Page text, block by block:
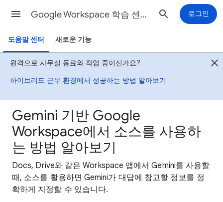
Google Workspace 학습 센터 로그인
도움말 센터 새로운 기능
원격으로 사무실 동료와 작업 중이신가요?
하이브리드 근무 환경에서 성공하는 방법 알아보기
Gemini 기반 Google
Workspace에서 소스를 사용하
는 방법 알아보기
Docs, Drive와 같은 Workspace 앱에서 Gemini를 사용할
때, 소스를 활용하면 Gemini가 대답에 참고할 정보를 정
확하게 지정할 수 있습니다.